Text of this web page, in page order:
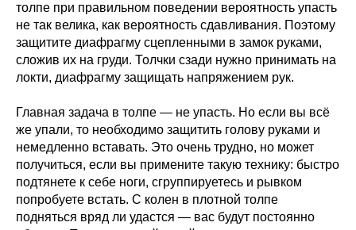
толпе при правильном поведении вероятность упасть
не так велика, как вероятность сдавливания. Поэтому
защитите диафрагму сцепленными в замок руками,
сложив их на груди. Толчки сзади нужно принимать на
локти, диафрагму защищать напряжением рук.
Главная задача в толпе — не упасть. Но если вы всё
же упали, то необходимо защитить голову руками и
немедленно вставать. Это очень трудно, но может
получиться, если вы примените такую технику: быстро
подтянете к себе ноги, сгруппируетесь и рывком
попробуете встать. С колен в плотной толпе
подняться вряд ли удастся — вас будут постоянно